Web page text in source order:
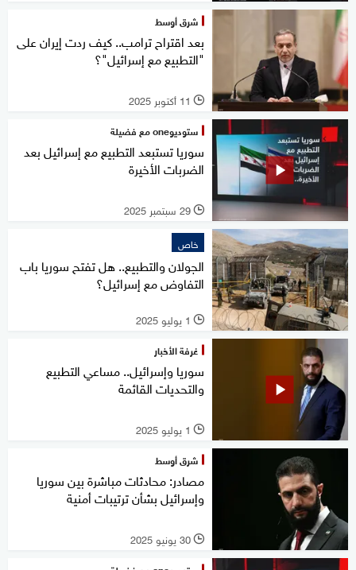
شرق أوسط
بعد اقتراح ترامب.. كيف ردت إيران على
"التطبيع مع إسرائيل"؟
l 11 أكتوبر 2025
ستوديوone مع فضيلة
سوريا تستبعد التطبيع مع إسرائيل بعد
الضربات الأخيرة
l 29 سبتمبر 2025
خاص
الجولان والتطبيع.. هل تفتح سوريا باب
التفاوض مع إسرائيل؟
l 1 يوليو 2025
غرفة الأخبار
سوريا وإسرائيل.. مساعي التطبيع
والتحديات القائمة
l 1 يوليو 2025
شرق أوسط
مصادر: محادثات مباشرة بين سوريا
وإسرائيل بشأن ترتيبات أمنية
l 30 يونيو 2025